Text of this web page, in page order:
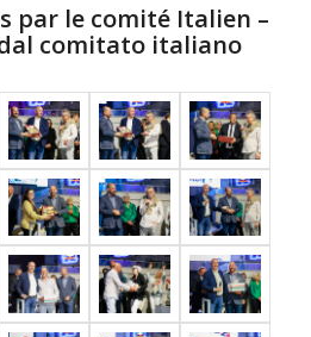
par le comité Italien –
comitato italiano